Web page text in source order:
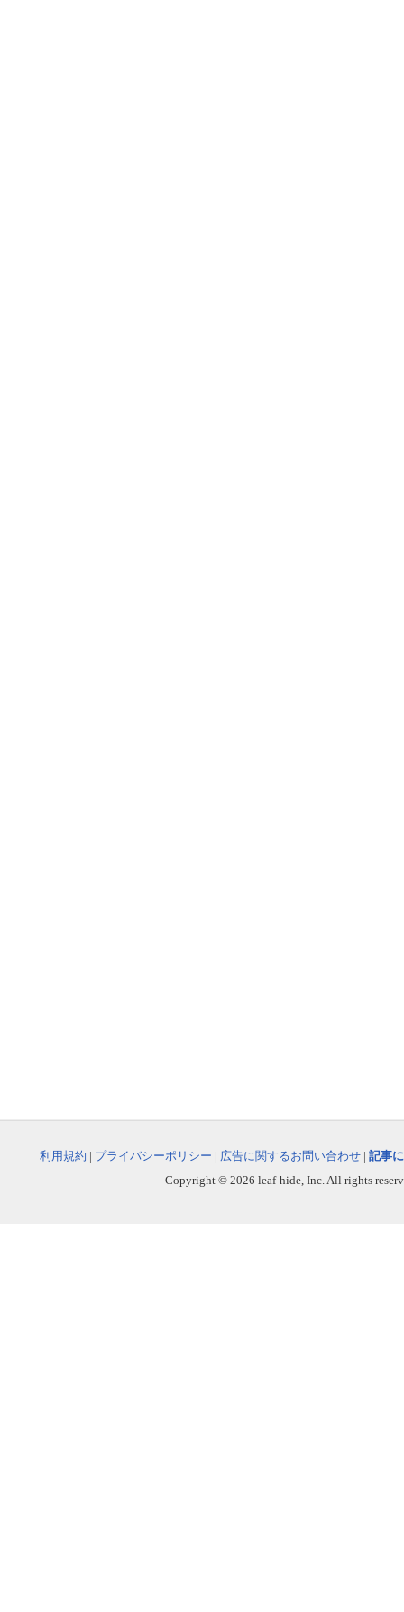
利用規約 | プライバシーポリシー | 広告に関するお問い合わせ | 記事
Copyright © 2026 leaf-hide, Inc. All rights